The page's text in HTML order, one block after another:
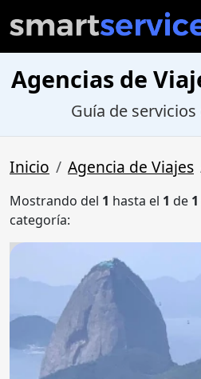
Agencias de
Guía de
Inicio Agencia de Viajes
Mostrando del 1 hasta el 1 de 1
categoría: